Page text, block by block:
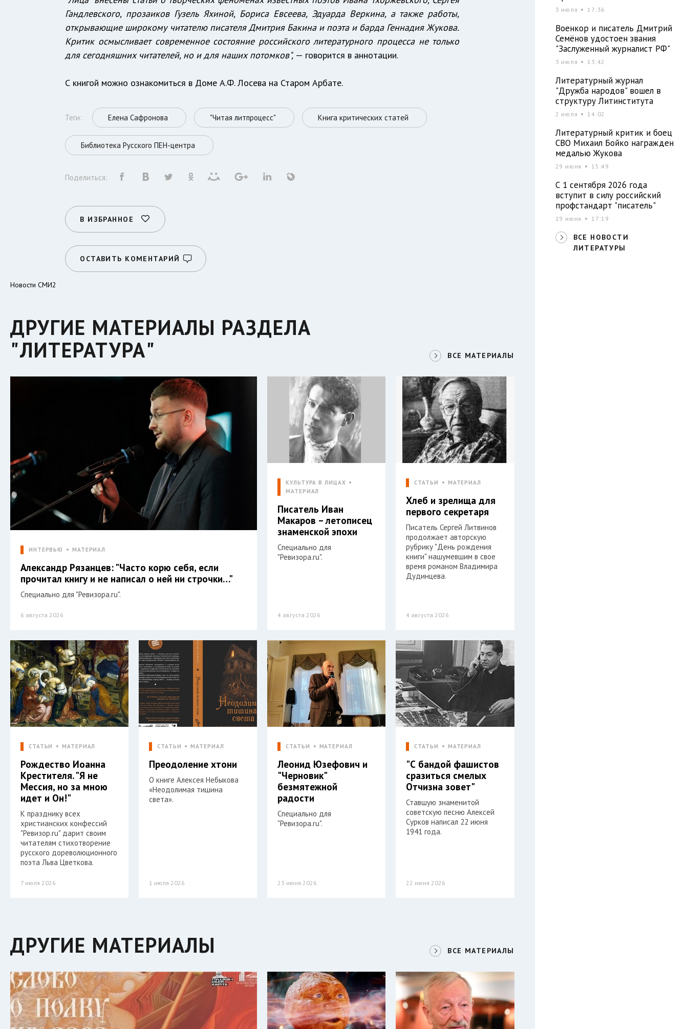
Гандлевского, прозаиков Гузель Яхиной, Бориса Евсеева, Эдуарда Веркина, а также работы,
открывающие широкому читателю писателя Дмитрия Бакина и поэта и барда Геннадия Жукова.
Критик осмысливает современное состояние российского литературного процесса не только
для сегодняшних читателей, но и для наших потомков",— говорится в аннотации.
С книгой можно ознакомиться в Доме А.Ф. Лосева на Старом Арбате.
Теги: Елена Сафронова "Читая литпроцесс" Книга критических статей
Библиотека Русского ПЕН-центра
Поделиться:
В ИЗБРАННОЕ
ОСТАВИТЬ КОМЕНТАРИЙ
Новости СМИ2
ДРУГИЕ МАТЕРИАЛЫ РАЗДЕЛА
"ЛИТЕРАТУРА"
ВСЕ МАТЕРИАЛЫ
ИНТЕРВЬЮ МАТЕРИАЛ
Александр Рязанцев: "Часто корю себя, если
прочитал книгу и не написал о ней ни строчки…"
Специально для "Ревизора.ru".
6 августа 2026
КУЛЬТУРА В ЛИЦАХ
МАТЕРИАЛ
Писатель Иван
Макаров – летописец
знаменской эпохи
Специально для
"Ревизора.ru".
4 августа 2026
СТАТЬИ МАТЕРИАЛ
Хлеб и зрелища для
первого секретаря
Писатель Сергей Литвинов
продолжает авторскую
рубрику "День рождения
книги" нашумевшим в свое
время романом Владимира
Дудинцева.
4 августа 2026
СТАТЬИ МАТЕРИАЛ
Рождество Иоанна
Крестителя. "Я не
Мессия, но за мною
идет и Он!"
К празднику всех
христианских конфессий
"Ревизор.ru" дарит своим
читателям стихотворение
русского дореволюционного
поэта Льва Цветкова.
7 июля 2026
СТАТЬИ МАТЕРИАЛ
Преодоление хтони
О книге Алексея Небыкова
«Неодолимая тишина
света».
1 июля 2026
СТАТЬИ МАТЕРИАЛ
Леонид Юзефович и
"Черновик"
безмятежной
радости
Специально для
"Ревизора.ru".
23 июня 2026
СТАТЬИ МАТЕРИАЛ
"С бандой фашистов
сразиться смелых
Отчизна зовет"
Ставшую знаменитой
советскую песню Алексей
Сурков написал 22 июня
1941 года.
22 июня 2026
ДРУГИЕ МАТЕРИАЛЫ ВСЕ МАТЕРИАЛЫ
3 июля 17:36
Военкор и писатель Дмитрий
Семёнов удостоен звания
"Заслуженный журналист РФ"
3 июля 13:42
Литературный журнал
"Дружба народов" вошел в
структуру Литинститута
2 июля 14:02
Литературный критик и боец
СВО Михаил Бойко награжден
медалью Жукова
29 июня 15:49
С 1 сентября 2026 года
вступит в силу российский
профстандарт "писатель"
19 июня 17:19
ВСЕ НОВОСТИ
ЛИТЕРАТУРЫ